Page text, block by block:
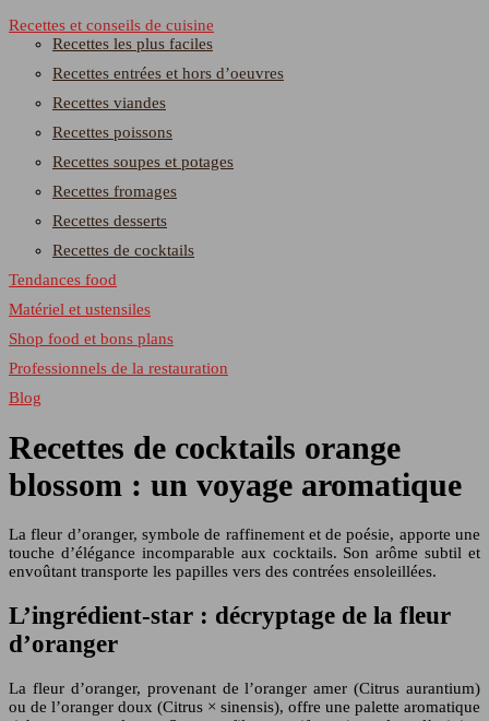
Recettes et conseils de cuisine
Recettes les plus faciles
Recettes entrées et hors d’oeuvres
Recettes viandes
Recettes poissons
Recettes soupes et potages
Recettes fromages
Recettes desserts
Recettes de cocktails
Tendances food
Matériel et ustensiles
Shop food et bons plans
Professionnels de la restauration
Blog
Recettes de cocktails orange
blossom : un voyage aromatique
La fleur d’oranger, symbole de raffinement et de poésie, apporte une
touche d’élégance incomparable aux cocktails. Son arôme subtil et
envoûtant transporte les papilles vers des contrées ensoleillées.
L’ingrédient-star : décryptage de la fleur
d’oranger
La fleur d’oranger, provenant de l’oranger amer (Citrus aurantium)
ou de l’oranger doux (Citrus × sinensis), offre une palette aromatique